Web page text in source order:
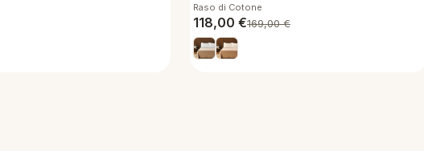
Raso di Cotone
118,00 €169,00€